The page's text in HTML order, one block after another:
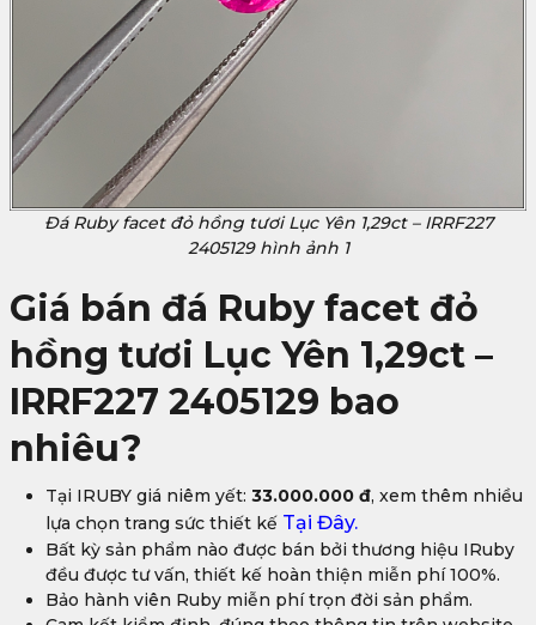
Đá Ruby facet đỏ hồng tươi Lục Yên 1,29ct – IRRF227
2405129 hình ảnh 1
Giá bán đá Ruby facet đỏ
hồng tươi Lục Yên 1,29ct –
IRRF227 2405129 bao
nhiêu?
Tại IRUBY giá niêm yết: 33.000.000 đ, xem thêm nhiều
lựa chọn trang sức thiết kế Tại Đây.
Bất kỳ sản phẩm nào được bán bởi thương hiệu IRuby
đều được tư vấn, thiết kế hoàn thiện miễn phí 100%.
Bảo hành viên Ruby miễn phí trọn đời sản phẩm.